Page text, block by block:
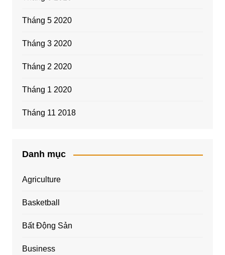
Tháng 5 2020
Tháng 3 2020
Tháng 2 2020
Tháng 1 2020
Tháng 11 2018
Danh mục
Agriculture
Basketball
Bất Động Sản
Business